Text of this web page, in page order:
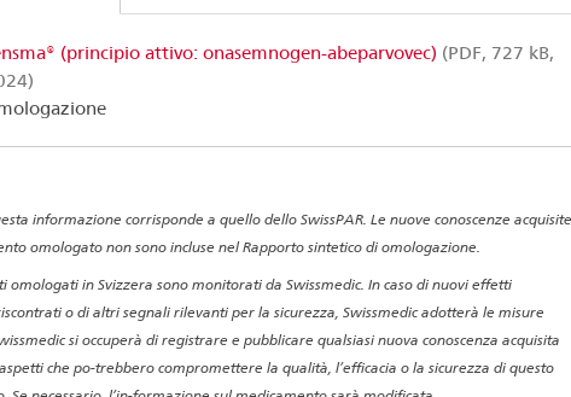
(principio attivo: onasemnogen-abeparvovec) (PDF, 727 kB,
informazione corrisponde a quello dello SwissPAR. Le nuove conoscenze acquisite
omologato non sono incluse nel Rapporto sintetico di omologazione.
omologati in Svizzera sono monitorati da Swissmedic. In caso di nuovi effetti
o di altri segnali rilevanti per la sicurezza, Swissmedic adotterà le misure
si occuperà di registrare e pubblicare qualsiasi nuova conoscenza acquisita
che po-trebbero compromettere la qualità, l’efficacia o la sicurezza di questo